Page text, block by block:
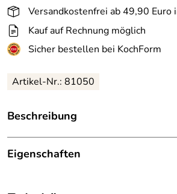
Versandkostenfrei ab 49,90 Euro
Kauf auf Rechnung möglich
Sicher bestellen bei KochForm
Artikel-Nr.: 81050
Beschreibung
Bérard magnetische Messerleiste -
Messerleiste aus Olivenholz verwahrt
Eigenschaften